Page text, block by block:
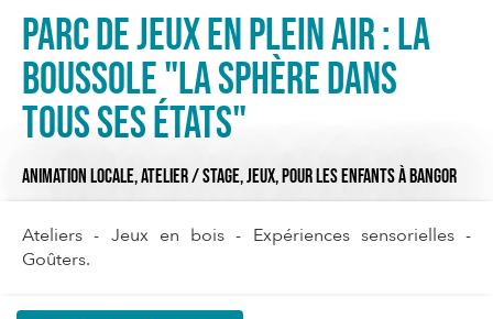
Parc de jeux en plein air : La
Boussole "La sphère dans
tous ses états"
ANIMATION LOCALE,ATELIER / STAGE,JEUX,POUR LES ENFANTSÀ BANGOR
Ateliers - Jeux en bois - Expériences sensorielles -
Goûters.